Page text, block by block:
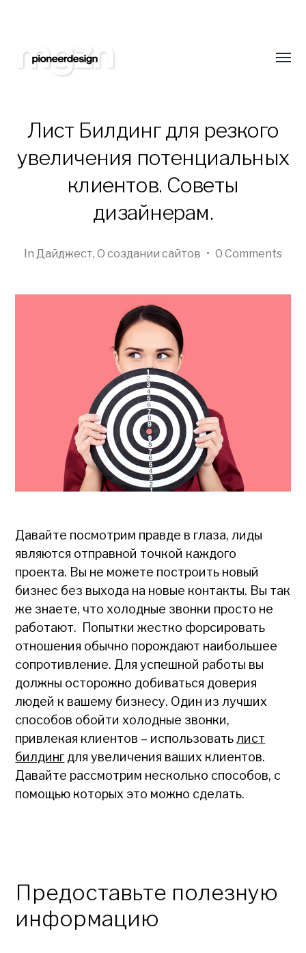
Pioneer
Лист Билдинг для резкого
увеличения потенциальных
клиентов. Советы
дизайнерам.
In Дайджест, О создании сайтов • 0 Comments
Давайте посмотрим правде в глаза, лиды
являются отправной точкой каждого
проекта. Вы не можете построить новый
бизнес без выхода на новые контакты. Вы так
же знаете, что холодные звонки просто не
работают. Попытки жестко форсировать
отношения обычно порождают наибольшее
сопротивление. Для успешной работы вы
должны осторожно добиваться доверия
людей к вашему бизнесу. Один из лучших
способов обойти холодные звонки,
привлекая клиентов – использоватьлист
билдингдля увеличения ваших клиентов.
Давайте рассмотрим несколько способов, с
помощью которых это можно сделать.
Предоставьте полезную
информацию
сайтостроения. Только самая свежая и